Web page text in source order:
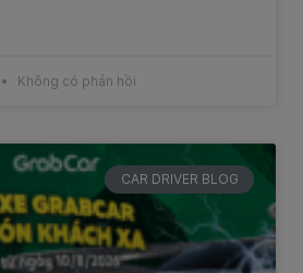
Không có phản hồi
CAR DRIVER BLOG